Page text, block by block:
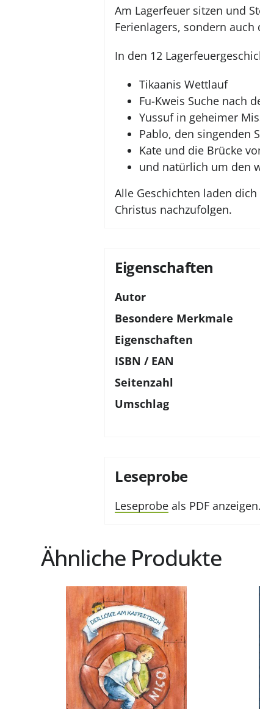
Am Lagerfeuer sitzen und
Ferienlagers, sondern
In den 12
Tikaanis Wettlauf
Fu-Kweis Suche nach
Yussuf in geheimer
Pablo, den singenden
Kate und die Brücke
und natürlich um den
Alle Geschichten laden
Christus nachzufolgen.
Eigenschaften
Autor
Besondere Merkmale
Eigenschaften
ISBN / EAN
Seitenzahl
Umschlag
Leseprobe
Leseprobe als PDF anzeigen.
Ähnliche Produkte